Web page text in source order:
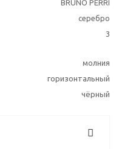
BRUNO PERRI
серебро
3
молния
горизонтальный
чёрный